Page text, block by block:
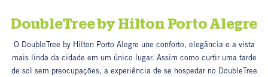
DoubleTree by Hilton Porto Alegre
O DoubleTree by Hilton Porto Alegre une conforto, elegância e a vista
mais linda da cidade em um único lugar. Assim como curtir uma tarde
de sol sem preocupações, a experiência de se hospedar no DoubleTree